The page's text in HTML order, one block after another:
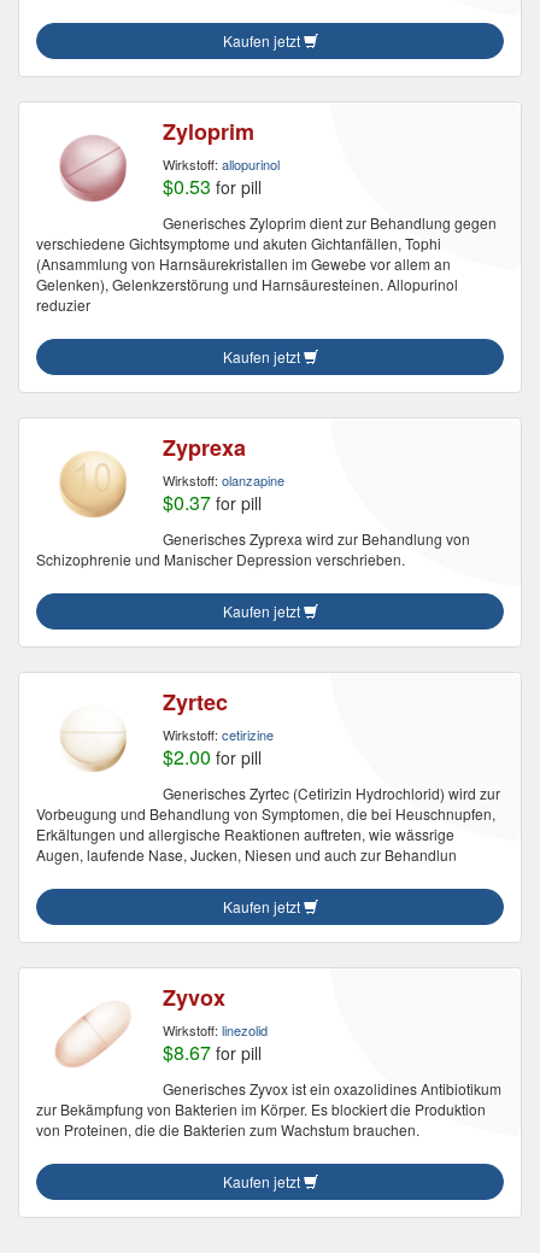
Kaufen jetzt
Zyloprim
Wirkstoff: allopurinol
$0.53 for pill
Generisches Zyloprim dient zur Behandlung gegen
verschiedene Gichtsymptome und akuten Gichtanfällen, Tophi
(Ansammlung von Harnsäurekristallen im Gewebe vor allem an
Gelenken), Gelenkzerstörung und Harnsäuresteinen. Allopurinol
reduzier
Kaufen jetzt
Zyprexa
Wirkstoff: olanzapine
$0.37 for pill
Generisches Zyprexa wird zur Behandlung von
Schizophrenie und Manischer Depression verschrieben.
Kaufen jetzt
Zyrtec
Wirkstoff: cetirizine
$2.00 for pill
Generisches Zyrtec (Cetirizin Hydrochlorid) wird zur
Vorbeugung und Behandlung von Symptomen, die bei Heuschnupfen,
Erkältungen und allergische Reaktionen auftreten, wie wässrige
Augen, laufende Nase, Jucken, Niesen und auch zur Behandlun
Kaufen jetzt
Zyvox
Wirkstoff: linezolid
$8.67 for pill
Generisches Zyvox ist ein oxazolidines Antibiotikum
zur Bekämpfung von Bakterien im Körper. Es blockiert die Produktion
von Proteinen, die die Bakterien zum Wachstum brauchen.
Kaufen jetzt